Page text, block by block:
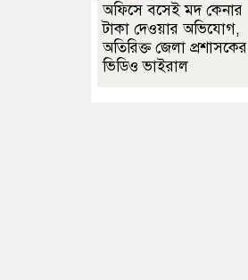
অফিসে বসেই মদ কেনার
টাকা দেওয়ার অভিযোগ,
অতিরিক্ত জেলা প্রশাসকের
ভিডিও ভাইরাল